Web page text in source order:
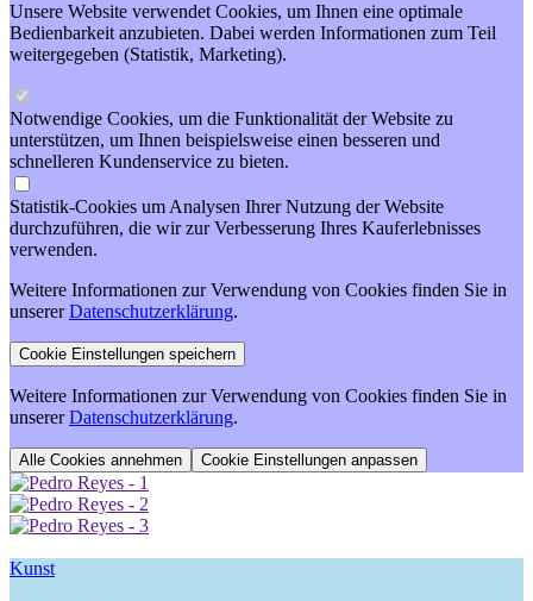
Unsere Website verwendet Cookies, um Ihnen eine optimale
Bedienbarkeit anzubieten. Dabei werden Informationen zum Teil
weitergegeben (Statistik, Marketing).
Notwendige Cookies, um die Funktionalität der Website zu
unterstützen, um Ihnen beispielsweise einen besseren und
schnelleren Kundenservice zu bieten.
Statistik-Cookies um Analysen Ihrer Nutzung der Website
durchzuführen, die wir zur Verbesserung Ihres Kauferlebnisses
verwenden.
Weitere Informationen zur Verwendung von Cookies finden Sie in
unsererDatenschutzerklärung.
Weitere Informationen zur Verwendung von Cookies finden Sie in
unsererDatenschutzerklärung.
Cookie Einstellungen anpassen
Kunst